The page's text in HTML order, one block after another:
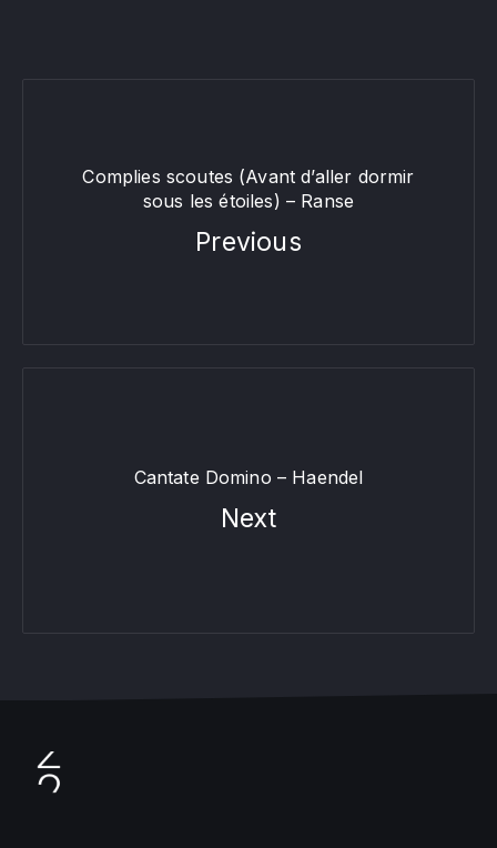
Complies scoutes (Avant d’aller dormir
sous les étoiles) – Ranse
Previous
Cantate Domino – Haendel
Next